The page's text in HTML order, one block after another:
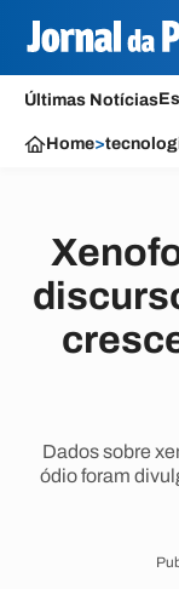
Últimas Notícias
Home>
Dados sobre
ódio foram